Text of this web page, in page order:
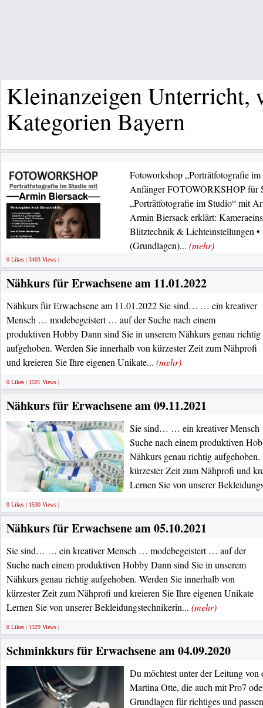
Kleinanzeigen Unterricht,
Kategorien Bayern
Fotoworkshop „Porträtfotografie
Anfänger FOTOWORKSHOP für
„Porträtfotografie im Studio“ mit
Armin Biersack erklärt:
Blitztechnik & Lichteinstellungen •
(Grundlagen)... (mehr)
0 Likes | 3403 Views |
Nähkurs für Erwachsene am 11.01.2022
Nähkurs für Erwachsene am 11.01.2022 Sie sind… … ein kreativer
Mensch … modebegeistert … auf der Suche nach einem
produktiven Hobby Dann sind Sie in unserem Nähkurs genau richtig
aufgehoben. Werden Sie innerhalb von kürzester Zeit zum Nähprofi
und kreieren Sie Ihre eigenen Unikate... (mehr)
0 Likes | 1591 Views |
Nähkurs für Erwachsene am 09.11.2021
Sie sind… … ein kreativer
Suche nach einem produktiven
Nähkurs genau richtig
kürzester Zeit zum Nähprofi und
Lernen Sie von unserer
0 Likes | 1530 Views |
Nähkurs für Erwachsene am 05.10.2021
Sie sind… … ein kreativer Mensch … modebegeistert … auf der
Suche nach einem produktiven Hobby Dann sind Sie in unserem
Nähkurs genau richtig aufgehoben. Werden Sie innerhalb von
kürzester Zeit zum Nähprofi und kreieren Sie Ihre eigenen Unikate
Lernen Sie von unserer Bekleidungstechnikerin... (mehr)
0 Likes | 1329 Views |
Schminkkurs für Erwachsene am 04.09.2020
Du möchtest unter der Leitung
Martina Otte, die auch mit Pro7
Grundlagen für richtiges und